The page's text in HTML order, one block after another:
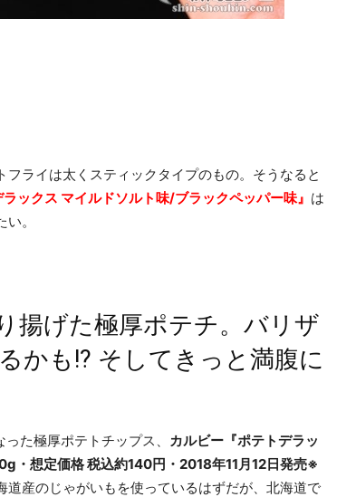
ライは太くスティックタイプのもの。そうなると
ラックス マイルドソルト味/ブラックペッパー味』 は
。
揚げた極厚ポテチ。バリザ
かも!? そしてきっと満腹に
た極厚ポテトチップス、
カルビー『ポテトデラッ
・想定価格 税込約140円・2018年11月12日発売※
道産のじゃがいもを使っているはずだが、北海道で